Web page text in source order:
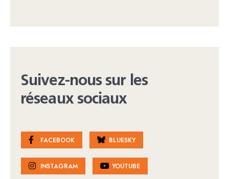
Suivez-nous sur les
réseaux sociaux
FACEBOOK BLUESKY
INSTAGRAM YOUTUBE